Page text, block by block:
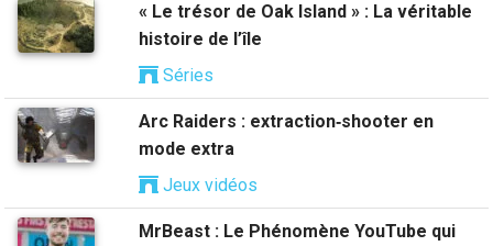
« Le trésor de Oak Island » : La véritable
histoire de l’île
Séries
Arc Raiders : extraction‑shooter en
mode extra
Jeux vidéos
MrBeast : Le Phénomène YouTube qui